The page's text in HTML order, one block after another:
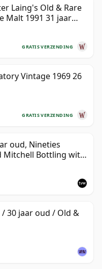
Laing's Old & Rare
Malt 1991 31 jaar
GRATIS VERZENDING
Vintage 1969 26
GRATIS VERZENDING
oud, Nineties
Mitchell Bottling with
30 jaar oud / Old &